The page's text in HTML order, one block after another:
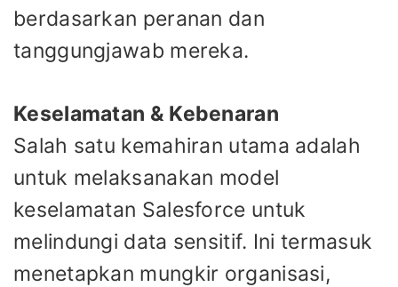
berdasarkan peranan dan
tanggungjawab mereka.
Keselamatan & Kebenaran
Salah satu kemahiran utama adalah
untuk melaksanakan model
keselamatan Salesforce untuk
melindungi data sensitif. Ini termasuk
menetapkan mungkir organisasi,